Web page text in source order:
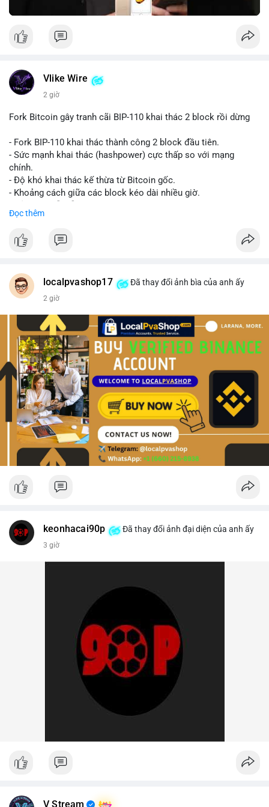
Vlike Wire
2 giờ
Fork Bitcoin gây tranh cãi BIP-110 khai thác 2 block rồi dừng
- Fork BIP-110 khai thác thành công 2 block đầu tiên.
- Sức mạnh khai thác (hashpower) cực thấp so với mạng
chính.
- Độ khó khai thác kế thừa từ Bitcoin gốc.
- Khoảng cách giữa các block kéo dài nhiều giờ.
#vlikevn #titanbot
Đọc thêm
localpvashop17 Đã thay đổi ảnh bìa của anh ấy
2 giờ
keonhacai90p Đã thay đổi ảnh đại diện của anh ấy
3 giờ
V Stream